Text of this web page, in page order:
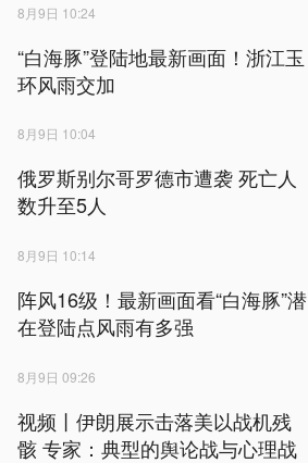
8月9日 10:24
“白海豚”登陆地最新画面！浙江玉
环风雨交加
8月9日 10:04
俄罗斯别尔哥罗德市遭袭 死亡人
数升至5人
8月9日 10:14
阵风16级！最新画面看“白海豚”潜
在登陆点风雨有多强
8月9日 09:26
视频丨伊朗展示击落美以战机残
骸 专家：典型的舆论战与心理战